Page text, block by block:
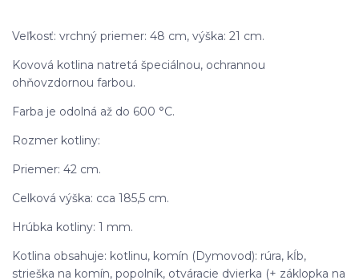
Veľkosť: vrchný priemer: 48 cm, výška: 21 cm.
Kovová kotlina natretá špeciálnou, ochrannou
ohňovzdornou farbou.
Farba je odolná až do 600 °C.
Rozmer kotliny:
Priemer: 42 cm.
Celková výška: cca 185,5 cm.
Hrúbka kotliny: 1 mm.
Kotlina obsahuje: kotlinu, komín (Dymovod): rúra, kĺb,
strieška na komín, popolník, otváracie dvierka (+ záklopka na